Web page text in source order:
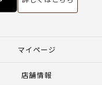
マイページ
店舗情報